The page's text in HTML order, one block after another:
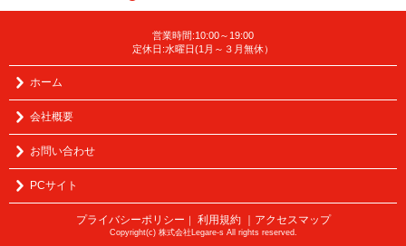
営業時間:10:00～19:00
定休日:水曜日(1月～３月無休）
ホーム
会社概要
お問い合わせ
PCサイト
プライバシーポリシー ｜ 利用規約 ｜アクセスマップ
Copyright(c) 株式会社Legare-s All rights reserved.